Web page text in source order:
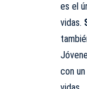
es el
vidas.
con